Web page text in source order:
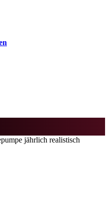
jährlich realistisch